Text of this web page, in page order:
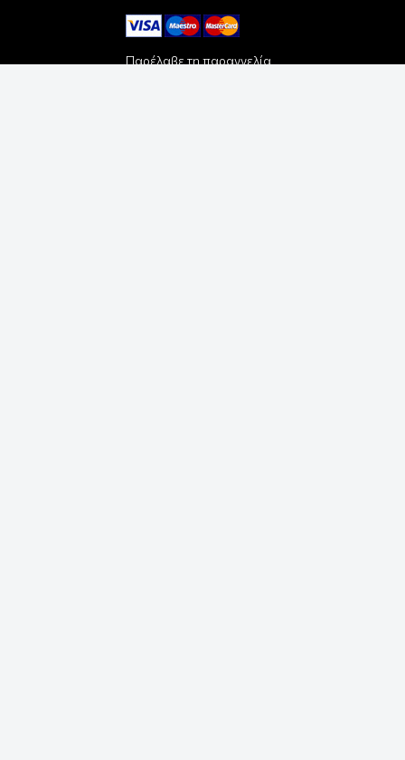
Παρέλαβε τη παραγγελία